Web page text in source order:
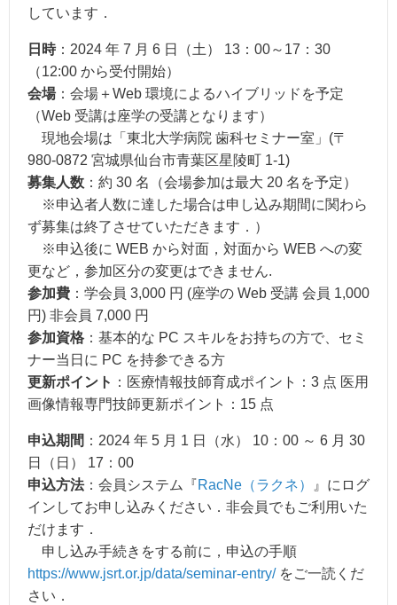
しています．
日時：2024 年 7 月 6 日（土） 13：00～17：30
（12:00 から受付開始）
会場：会場＋Web 環境によるハイブリッドを予定
（Web 受講は座学の受講となります）
現地会場は「東北大学病院 歯科セミナー室」(〒
980-0872 宮城県仙台市青葉区星陵町 1-1)
募集人数 ：約 30 名（会場参加は最大 20 名を予定）
※申込者人数に達した場合は申し込み期間に関わら
ず募集は終了させていただきます．）
※申込後に WEB から対面，対面から WEB への変
更など，参加区分の変更はできません.
参加費 ：学会員 3,000 円 (座学の Web 受講 会員 1,000
円) 非会員 7,000 円
参加資格 ：基本的な PC スキルをお持ちの方で、セミ
ナー当日に PC を持参できる方
更新ポイント ：医療情報技師育成ポイント：3 点 医用
画像情報専門技師更新ポイント：15 点
申込期間 ：2024 年 5 月 1 日（水） 10：00 ～ 6 月 30
日（日） 17：00
申込方法：会員システム『RacNe（ラクネ）
』にログ
インしてお申し込みください．非会員でもご利用いた
だけます．
申し込み手続きをする前に，申込の手順
https://www.jsrt.or.jp/data/seminar-entry/をご一読くだ
さい．